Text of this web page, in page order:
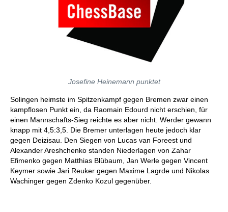
Josefine Heinemann punktet
Solingen heimste im Spitzenkampf gegen Bremen zwar einen
kampflosen Punkt ein, da Raomain Edourd nicht erschien, für
einen Mannschafts-Sieg reichte es aber nicht. Werder gewann
knapp mit 4,5:3,5. Die Bremer unterlagen heute jedoch klar
gegen Deizisau. Den Siegen von Lucas van Foreest und
Alexander Areshchenko standen Niederlagen von Zahar
Efimenko gegen Matthias Blübaum, Jan Werle gegen Vincent
Keymer sowie Jari Reuker gegen Maxime Lagrde und Nikolas
Wachinger gegen Zdenko Kozul gegenüber.